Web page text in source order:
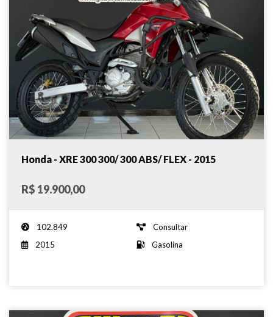
Honda - XRE 300 300/ 300 ABS/ FLEX - 2015
R$ 19.900,00
102.849
Consultar
2015
Gasolina